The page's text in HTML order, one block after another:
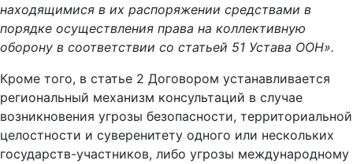
находящимися в их распоряжении средствами в
порядке осуществления права на коллективную
оборону в соответствии со статьей 51 Устава ООН».
Кроме того, в статье 2 Договором устанавливается
региональный механизм консультаций в случае
возникновения угрозы безопасности, территориальной
целостности и суверенитету одного или нескольких
государств-участников, либо угрозы международному